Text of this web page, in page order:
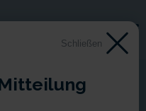
Schließen